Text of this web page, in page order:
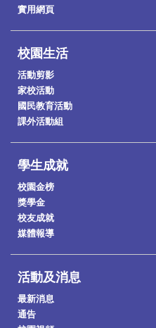
實用網頁
校園生活
活動剪影
家校活動
國民教育活動
課外活動組
學生成就
校園金榜
獎學金
校友成就
媒體報導
活動及消息
最新消息
通告